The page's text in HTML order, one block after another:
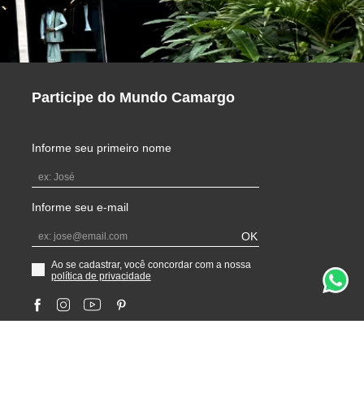
Participe do Mundo Camargo
Informe seu primeiro nome
Informe seu e-mail
OK
Ao se cadastrar, você concordar com a nossa
política de privacidade